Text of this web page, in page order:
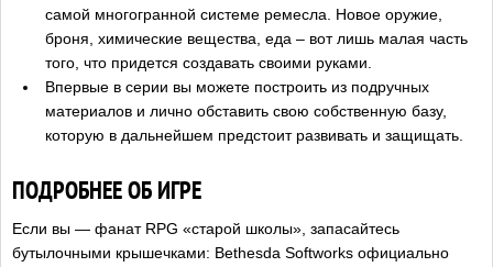
самой многогранной системе ремесла. Новое оружие,
броня, химические вещества, еда – вот лишь малая часть
того, что придется создавать своими руками.
Впервые в серии вы можете построить из подручных
материалов и лично обставить свою собственную базу,
которую в дальнейшем предстоит развивать и защищать.
ПОДРОБНЕЕ ОБ ИГРЕ
Если вы — фанат RPG «старой школы», запасайтесь
бутылочными крышечками: Bethesda Softworks официально